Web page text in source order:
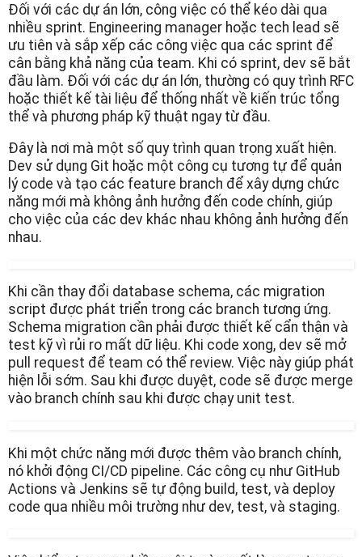
Đối với các dự án lớn, công việc có thể kéo dài qua
nhiều sprint. Engineering manager hoặc tech lead sẽ
ưu tiên và sắp xếp các công việc qua các sprint để
cân bằng khả năng của team. Khi có sprint, dev sẽ bắt
đầu làm. Đối với các dự án lớn, thường có quy trình RFC
hoặc thiết kế tài liệu để thống nhất về kiến trúc tổng
thể và phương pháp kỹ thuật ngay từ đầu.
Đây là nơi mà một số quy trình quan trọng xuất hiện.
Dev sử dụng Git hoặc một công cụ tương tự để quản
lý code và tạo các feature branch để xây dựng chức
năng mới mà không ảnh hưởng đến code chính, giúp
cho việc của các dev khác nhau không ảnh hưởng đến
nhau.
Khi cần thay đổi database schema, các migration
script được phát triển trong các branch tương ứng.
Schema migration cần phải được thiết kế cẩn thận và
test kỹ vì rủi ro mất dữ liệu. Khi code xong, dev sẽ mở
pull request để team có thể review. Việc này giúp phát
hiện lỗi sớm. Sau khi được duyệt, code sẽ được merge
vào branch chính sau khi được chạy unit test.
Khi một chức năng mới được thêm vào branch chính,
nó khởi động CI/CD pipeline. Các công cụ như GitHub
Actions và Jenkins sẽ tự động build, test, và deploy
code qua nhiều môi trường như dev, test, và staging.